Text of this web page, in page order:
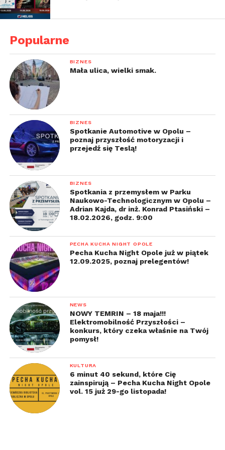
Larson, Karen
Gillan, Chris
Po wymazaniu połowy
życia we
Wszechświecie przez
Thanosa, Avengersi
starają się zrobić
wszystko co konieczne, aby pokonać szalonego
tytana.
https://www.helios.pl/17,Opole/BazaFilmow/Szczegoly/
Koniec-gry
Poniedziałek 22 kwietnia
KINO KONESERA
„Green Book”
komedia, dramat
reż. Peter Farrelly
wys. Linda
Cardellini, Viggo
Mortensen,
Mahershala Ali
Tony, drobny
cwaniaczek z Bronxu,
z nadzieją na
zgarnięcie konkretnej
sumki, zatrudnia się
jako szofer wybitnego,
ekstrawaganckiego muzyka Dona Shirleya. Razem
Popularne
BIZNES
Mała ulica, wielki smak.
BIZNES
Spotkanie Automotive w Opolu –
poznaj przyszłość motoryzacji i
przejedź się Teslą!
BIZNES
Spotkania z przemysłem w Parku
Naukowo-Technologicznym w Opolu –
Adrian Kajda, dr inż. Konrad Ptasiński –
18.02.2026, godz. 9:00
PECHA KUCHA NIGHT OPOLE
Pecha Kucha Night Opole już w piątek
12.09.2025, poznaj prelegentów!
NEWS
NOWY TEMRIN – 18 maja!!!
Elektromobilność Przyszłości –
konkurs, który czeka właśnie na Twój
pomysł!
KULTURA
6 minut 40 sekund, które Cię
zainspirują – Pecha Kucha Night Opole
vol. 15 już 29-go listopada!